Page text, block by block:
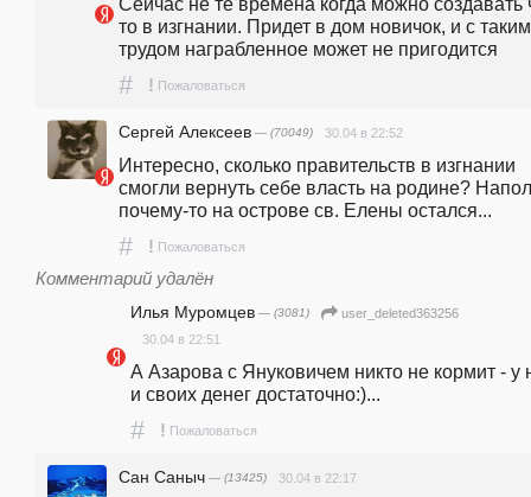
то в изгнании. Придет в дом новичок, и с таким
трудом награбленное может не пригодится
# ! Пожаловаться
Сергей Алексеев — (70049) 30.04 в 22:52
Интересно, сколько правительств в изгнании
смогли вернуть себе власть на родине?
почему-то на острове св. Елены остался...
# ! Пожаловаться
Комментарий удалён
Илья Муромцев — (3081)
user_deleted363256
30.04 в 22:51
А Азарова с Януковичем никто не кормит - у
и своих денег достаточно:)...
# ! Пожаловаться
Сан Саныч — (13425) 30.04 в 22:17